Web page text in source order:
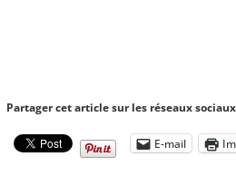
Partager cet article sur les réseaux sociaux
E-mail